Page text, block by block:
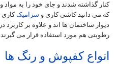
کنار گذاشته شدند و جای خود را به مواد
که می دانید کاشی کاری و سرامیک
دیوار ساختمان ها اند و علاوه بر کاربرد
رطوبتی هم مورد استفاده قرار می گیرند.
انواع کفپوش و رنگ ها